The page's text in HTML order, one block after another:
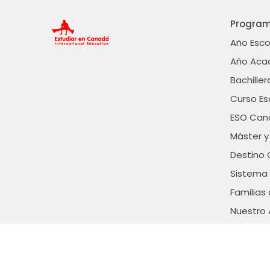
Año
Año
Curso
ESO
Máster
Destino
Sistema
Nuestro